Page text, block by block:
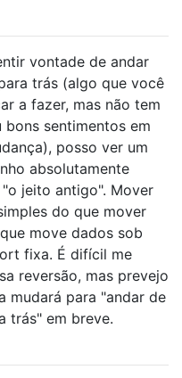
vontade de andar
trás (algo que você
a fazer, mas não tem
bons sentimentos em
posso ver um
absolutamente
jeito antigo". Mover
do que mover
move dados sob
fixa. É difícil me
reversão, mas prevejo
mudará para "andar de
trás" em breve.